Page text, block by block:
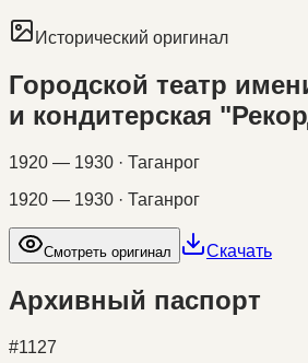
Исторический оригинал
Городской театр
и кондитерская
1920 — 1930 · Таганрог
1920 — 1930 · Таганрог
Смотреть оригинал Скачать
Архивный паспорт
#1127